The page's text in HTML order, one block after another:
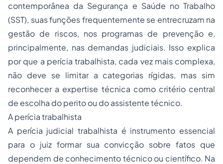
contemporânea da Segurança e Saúde no Trabalho
(SST), suas funções frequentemente se entrecruzam na
gestão de riscos, nos programas de prevenção e,
principalmente, nas demandas judiciais. Isso explica
por que a perícia trabalhista, cada vez mais complexa,
não deve se limitar a categorias rígidas, mas sim
reconhecer a expertise técnica como critério central
de escolha do perito ou do assistente técnico.
A perícia trabalhista
A perícia judicial trabalhista é instrumento essencial
para o juiz formar sua convicção sobre fatos que
dependem de conhecimento técnico ou científico. Na